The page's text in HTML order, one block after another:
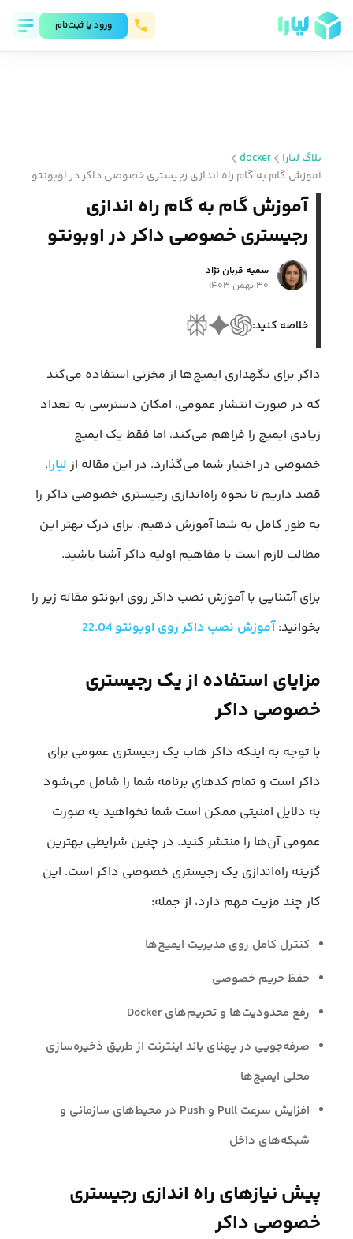
ورود يا ثبت‌نام
بلاگ لیارا
docker
آموزش گام به گام راه‌ اندازی رجیستری خصوصی داکر در اوبونتو
آموزش گام به گام راه‌ اندازی
رجیستری خصوصی داکر در اوبونتو
سمیه قربان نژاد
۳۰ بهمن ۱۴۰۳
خلاصه کنید:
داکر برای نگهداری ایمیج‌ها از مخزنی استفاده می‌کند
که در صورت انتشار عمومی، امکان دسترسی به تعداد
زیادی ایمیج را فراهم می‌کند، اما فقط یک ایمیج
خصوصی در اختیار شما می‌گذارد. در این مقاله از لیارا،
قصد داریم تا نحوه راه‌اندازی رجیستری خصوصی داکر را
به طور کامل به شما آموزش دهیم. برای درک بهتر این
مطالب لازم است با مفاهیم اولیه داکر آشنا باشید.
برای آشنایی با آموزش نصب داکر روی ابونتو مقاله زیر را
بخوانید:آموزش نصب داکر روی اوبونتو 22.04
مزایای استفاده از یک رجیستری
خصوصی داکر
با توجه به اینکه داکر هاب یک رجیستری عمومی برای
داکر است و تمام کدهای برنامه شما را شامل می‌شود
به دلایل امنیتی ممکن است شما نخواهید به صورت
عمومی آن‌ها را منتشر کنید. در چنین شرایطی بهترین
گزینه راه‌اندازی یک رجیستری خصوصی داکر است. این
کار چند مزیت مهم دارد، از جمله:
کنترل کامل روی مدیریت ایمیج‌ها
حفظ حریم خصوصی
رفع محدودیت‌ها و تحریم‌های Docker
صرفه‌جویی در پهنای باند اینترنت از طریق ذخیره‌سازی
محلی ایمیج‌ها
افزایش سرعت Pull و Push در محیط‌های سازمانی و
شبکه‌های داخل
پیش نیازهای راه اندازی رجیستری
خصوصی داکر